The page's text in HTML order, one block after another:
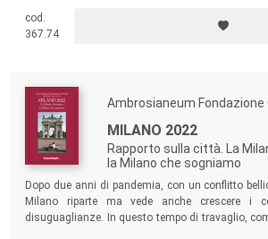
determinazione dei costi di produzione, sia per le
per il mercato, sia per quelle che operano su
cod.
367.74
Ambrosianeum Fondazione
MILANO 2022
Rapporto sulla città. La
la Milano che sogniamo
Dopo due anni di pandemia, con un conflitto
Milano riparte ma vede anche crescere i
disuguaglianze. In questo tempo di travaglio,
tra i cittadini e la città? Quali sono i